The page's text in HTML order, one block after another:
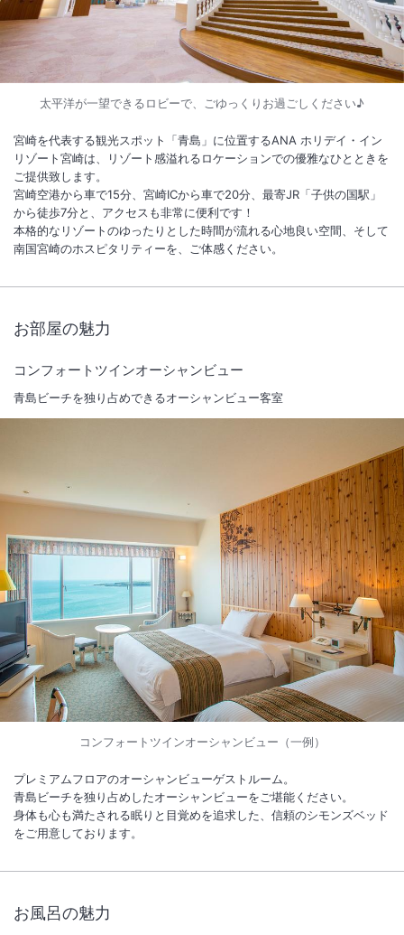
太平洋が一望できるロビーで、ごゆっくりお過ごしください♪
宮崎を代表する観光スポット「青島」に位置するANA ホリデイ・イン
リゾート宮崎は、リゾート感溢れるロケーションでの優雅なひとときを
ご提供致します。
宮崎空港から車で15分、宮崎ICから車で20分、最寄JR「子供の国駅」
から徒歩7分と、アクセスも非常に便利です！
本格的なリゾートのゆったりとした時間が流れる心地良い空間、そして
南国宮崎のホスピタリティーを、ご体感ください。
お部屋の魅力
コンフォートツインオーシャンビュー
青島ビーチを独り占めできるオーシャンビュー客室
コンフォートツインオーシャンビュー（一例）
プレミアムフロアのオーシャンビューゲストルーム。
青島ビーチを独り占めしたオーシャンビューをご堪能ください。
身体も心も満たされる眠りと目覚めを追求した、信頼のシモンズベッド
をご用意しております。
お風呂の魅力